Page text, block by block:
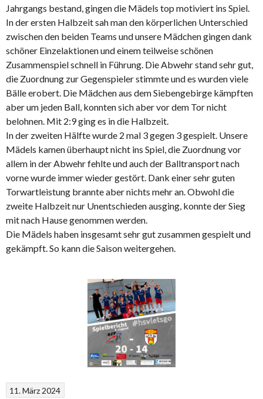
Jahrgangs bestand, gingen die Mädels top motiviert ins Spiel.
In der ersten Halbzeit sah man den körperlichen Unterschied
zwischen den beiden Teams und unsere Mädchen gingen dank
schöner Einzelaktionen und einem teilweise schönen
Zusammenspiel schnell in Führung. Die Abwehr stand sehr gut,
die Zuordnung zur Gegenspieler stimmte und es wurden viele
Bälle erobert. Die Mädchen aus dem Siebengebirge kämpften
aber um jeden Ball, konnten sich aber vor dem Tor nicht
belohnen. Mit 2:9 ging es in die Halbzeit.
In der zweiten Hälfte wurde 2 mal 3 gegen 3 gespielt. Unsere
Mädels kamen überhaupt nicht ins Spiel, die Zuordnung vor
allem in der Abwehr fehlte und auch der Balltransport nach
vorne wurde immer wieder gestört. Dank einer sehr guten
Torwartleistung brannte aber nichts mehr an. Obwohl die
zweite Halbzeit nur Unentschieden ausging, konnte der Sieg
mit nach Hause genommen werden.
Die Mädels haben insgesamt sehr gut zusammen gespielt und
gekämpft. So kann die Saison weitergehen.
11. März 2024